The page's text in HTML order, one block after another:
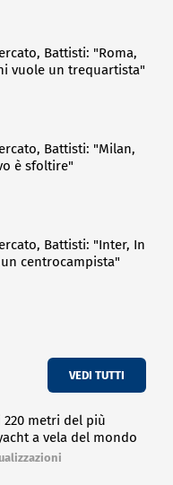
Battisti: "Roma,
vuole un trequartista"
Battisti: "Milan,
è sfoltire"
Battisti: "Inter, In
centrocampista"
VEDI TUTTI
220 metri del più
a vela del mondo